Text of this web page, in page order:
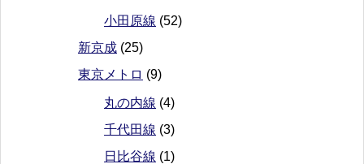
小田原線 (52)
新京成 (25)
東京メトロ (9)
丸の内線 (4)
千代田線 (3)
日比谷線 (1)